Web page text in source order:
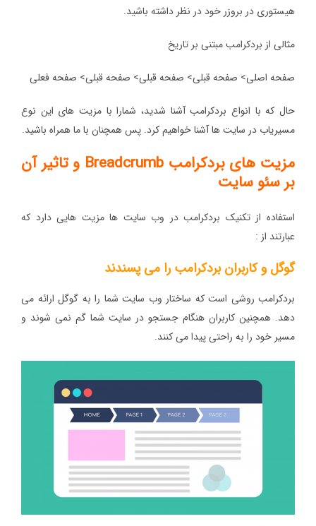
هیستوری در بروزر خود در نظر داشته باشید.
مثالی از بردکرامب مبتنی بر تاریخ
صفحه اصلی> صفحه قبلی> صفحه قبلی> صفحه قبلی> صفحه فعلی
حال که با انواع بردکرامب آشنا شدید، شمارا با مزیت های این نوع
مسیریاب در سایت ها آشنا خواهیم کرد. پس همچنان با ما همراه باشید.
مزیت های بردکرامب Breadcrumb و تاثیر آن
بر سئو سایت
استفاده از تکنیک بردکرامب در وب سایت ها مزیت هایی دارد که
عبارتند از :
گوگل و کاربران بردکرامب را می پسندند
بردکرامب روشی است که ساختار وب سایت شما را به گوگل ارائه می
دهد. همچنین کاربران هنگام جستجو در سایت شما گم نمی شوند و
مسیر خود را به راحتی پیدا می کنند.